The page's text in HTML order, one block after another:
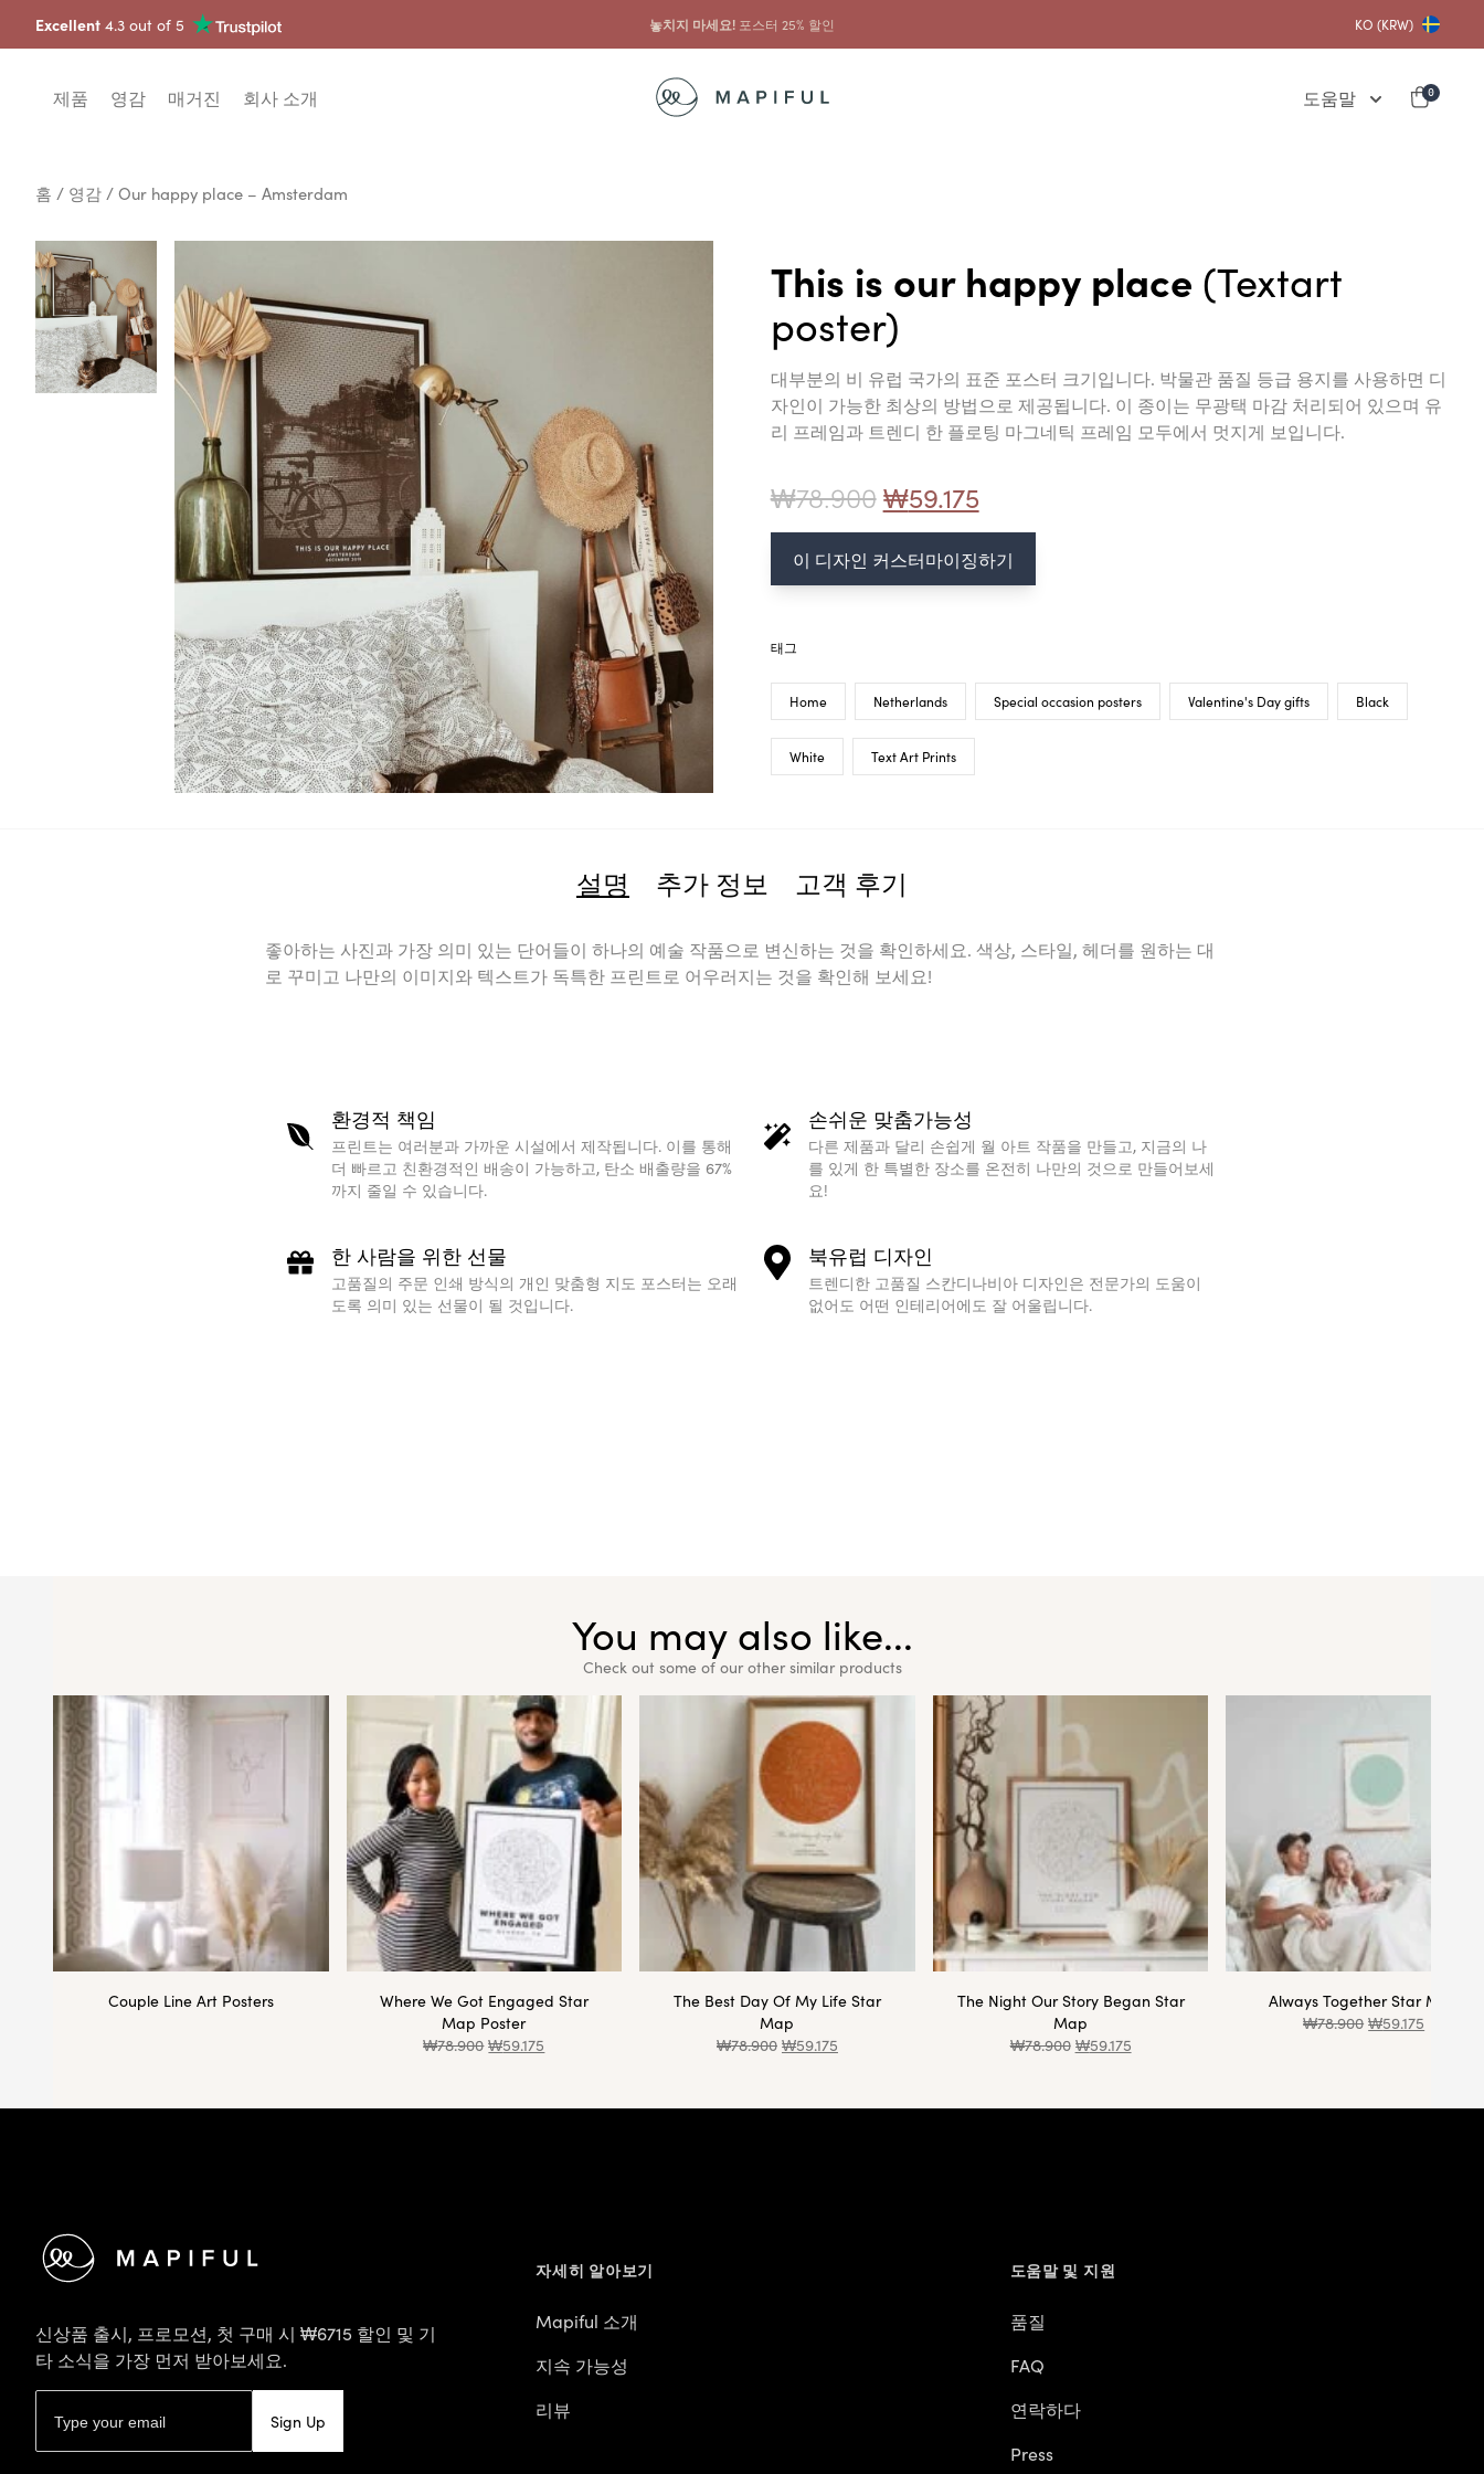
Excellent 4.3 out of 5 놓치지 마세요! 포스터 25% 할인 KO (KRW)
제품 영감 매거진 회사 소개 도움말 0
홈 / 영감 / Our happy place – Amsterdam
This is our happy place (Textart
poster)
대부분의 비 유럽 국가의 표준 포스터 크기입니다. 박물관 품질 등급 용지를 사용하면 디
자인이 가능한 최상의 방법으로 제공됩니다. 이 종이는 무광택 마감 처리되어 있으며 유
리 프레임과 트렌디 한 플로팅 마그네틱 프레임 모두에서 멋지게 보입니다.
₩78.900₩59.175
이 디자인 커스터마이징하기
태그
Home Netherlands Special occasion posters Valentine's Day gifts Black
White Text Art Prints
설명 추가 정보 고객 후기
좋아하는 사진과 가장 의미 있는 단어들이 하나의 예술 작품으로 변신하는 것을 확인하세요. 색상, 스타일, 헤더를 원하는 대
로 꾸미고 나만의 이미지와 텍스트가 독특한 프린트로 어우러지는 것을 확인해 보세요!
환경적 책임
프린트는 여러분과 가까운 시설에서 제작됩니다. 이를 통해
더 빠르고 친환경적인 배송이 가능하고, 탄소 배출량을 67%
까지 줄일 수 있습니다.
손쉬운 맞춤가능성
다른 제품과 달리 손쉽게 월 아트 작품을 만들고, 지금의 나
를 있게 한 특별한 장소를 온전히 나만의 것으로 만들어보세
요!
한 사람을 위한 선물
고품질의 주문 인쇄 방식의 개인 맞춤형 지도 포스터는 오래
도록 의미 있는 선물이 될 것입니다.
북유럽 디자인
트렌디한 고품질 스칸디나비아 디자인은 전문가의 도움이
없어도 어떤 인테리어에도 잘 어울립니다.
You may also like...
Check out some of our other similar products
Couple Line Art Posters
Where We Got Engaged Star
Map Poster
₩78.900 ₩59.175
The Best Day Of My Life Star
Map
₩78.900 ₩59.175
The Night Our Story Began Star
Map
₩78.900 ₩59.175
Always Together Star Map
₩78.900 ₩59.175
신상품 출시, 프로모션, 첫 구매 시 ₩6715 할인 및 기
타 소식을 가장 먼저 받아보세요.
Sign Up
자세히 알아보기
Mapiful 소개
지속 가능성
리뷰
도움말 및 지원
품질
FAQ
연락하다
Press